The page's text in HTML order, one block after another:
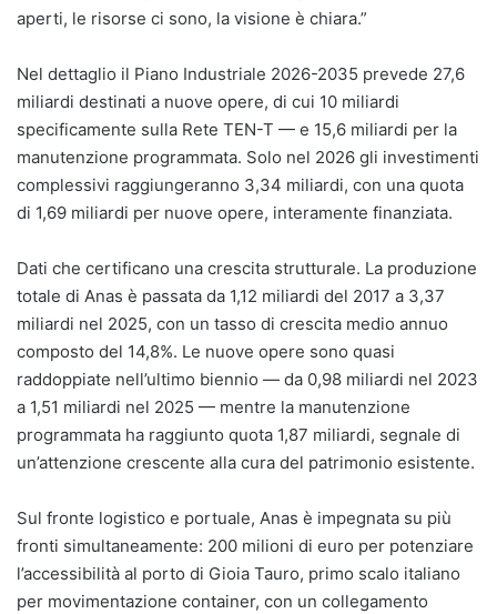
aperti, le risorse ci sono, la visione è chiara.”
Nel dettaglio il Piano Industriale 2026-2035 prevede 27,6
miliardi destinati a nuove opere, di cui 10 miliardi
specificamente sulla Rete TEN-T — e 15,6 miliardi per la
manutenzione programmata. Solo nel 2026 gli investimenti
complessivi raggiungeranno 3,34 miliardi, con una quota
di 1,69 miliardi per nuove opere, interamente finanziata.
Dati che certificano una crescita strutturale. La produzione
totale di Anas è passata da 1,12 miliardi del 2017 a 3,37
miliardi nel 2025, con un tasso di crescita medio annuo
composto del 14,8%. Le nuove opere sono quasi
raddoppiate nell’ultimo biennio — da 0,98 miliardi nel 2023
a 1,51 miliardi nel 2025 — mentre la manutenzione
programmata ha raggiunto quota 1,87 miliardi, segnale di
un’attenzione crescente alla cura del patrimonio esistente.
Sul fronte logistico e portuale, Anas è impegnata su più
fronti simultaneamente: 200 milioni di euro per potenziare
l’accessibilità al porto di Gioia Tauro, primo scalo italiano
per movimentazione container, con un collegamento